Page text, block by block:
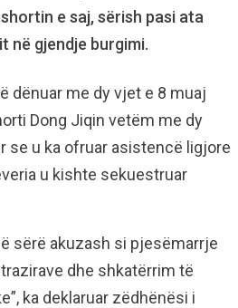
e saj, sërish pasi ata
në gjendje burgimi.
dënuar me dy vjet e 8 muaj
Dong Jiqin vetëm me dy
se u ka ofruar asistencë ligjore
u kishte sekuestruar
sërë akuzash si pjesëmarrje
dhe shkatërrim të
ka deklaruar zëdhënësi i